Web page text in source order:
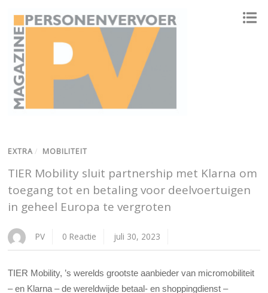
EXTRA / MOBILITEIT
TIER Mobility sluit partnership met Klarna om
toegang tot en betaling voor deelvoertuigen
in geheel Europa te vergroten
PV 0 Reactie juli 30, 2023
TIER Mobility, ’s werelds grootste aanbieder van micromobiliteit
– en Klarna – de wereldwijde betaal- en shoppingdienst –